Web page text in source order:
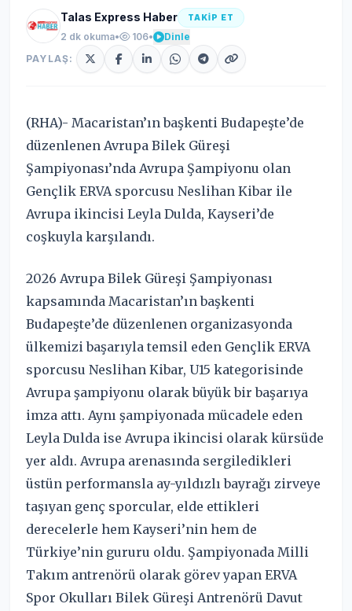
Talas Express Haber TAKİP ET
2 dk okuma• 106•
Dinle
PAYLAŞ:
(RHA)- Macaristan’ın başkenti Budapeşte’de
düzenlenen Avrupa Bilek Güreşi
Şampiyonası’nda Avrupa Şampiyonu olan
Gençlik ERVA sporcusu Neslihan Kibar ile
Avrupa ikincisi Leyla Dulda, Kayseri’de
coşkuyla karşılandı.
2026 Avrupa Bilek Güreşi Şampiyonası
kapsamında Macaristan’ın başkenti
Budapeşte’de düzenlenen organizasyonda
ülkemizi başarıyla temsil eden Gençlik ERVA
sporcusu Neslihan Kibar, U15 kategorisinde
Avrupa şampiyonu olarak büyük bir başarıya
imza attı. Aynı şampiyonada mücadele eden
Leyla Dulda ise Avrupa ikincisi olarak kürsüde
yer aldı. Avrupa arenasında sergiledikleri
üstün performansla ay-yıldızlı bayrağı zirveye
taşıyan genç sporcular, elde ettikleri
derecelerle hem Kayseri’nin hem de
Türkiye’nin gururu oldu. Şampiyonada Milli
Takım antrenörü olarak görev yapan ERVA
Spor Okulları Bilek Güreşi Antrenörü Davut